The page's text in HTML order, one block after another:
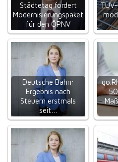
Städtetag fordert
Modernisierungspaket
für den ÖPNV
Deutsche Bahn:
Ergebnis nach
Steuern erstmals
seit…